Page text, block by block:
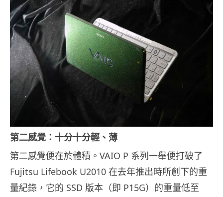
第二感覺：十分十分輕、薄
第二感覺便在於體積。VAIO P 系列一舉便打破了
Fujitsu Lifebook U2010 在去年推出時所創下的重
量紀錄，它的 SSD 版本（即 P15G）的重量低至